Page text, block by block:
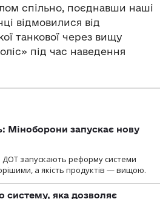
спільно, поєднавши наші
відмовилися від
танкової через вищу
під час наведення
Міноборони запускає нову
ДОТ запускають реформу системи
а якість продуктів — вищою.
систему, яка дозволяє